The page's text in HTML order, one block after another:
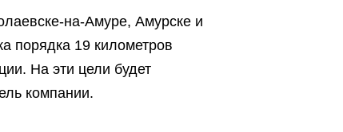
на-Амуре, Амурске и
порядка 19 километров
На эти цели будет
компании.